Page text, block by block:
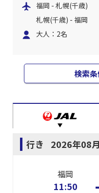
福岡 - 札幌(千歳)
札幌(千歳) - 福岡
大人：2名
検索
行き 2026年08
福岡
11:50